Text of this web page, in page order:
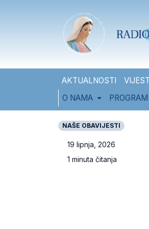
AKTUALNOSTI
O NAMA
PROGRAM
NAŠE OBAVIJESTI
19 lipnja, 2026
1 minuta čitanja